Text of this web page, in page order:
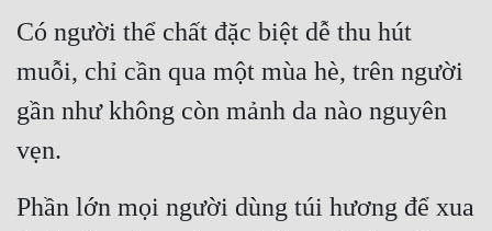
Hệ Thống
Có người thể chất đặc biệt dễ thu hút
muỗi, chỉ cần qua một mùa hè, trên người
gần như không còn mảnh da nào nguyên
vẹn.
Phần lớn mọi người dùng túi hương để xua